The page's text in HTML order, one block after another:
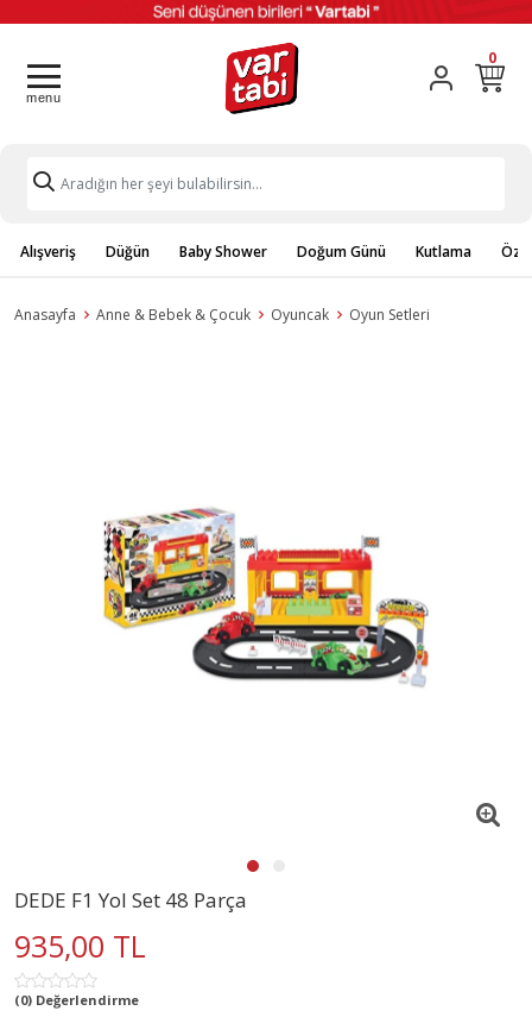
0
Alışveriş Düğün Baby Shower Doğum Günü Kutlama
Anasayfa Anne & Bebek & Çocuk Oyuncak Oyun Setleri
DEDE F1 Yol Set 48 Parça
935,00 TL
(0) Değerlendirme